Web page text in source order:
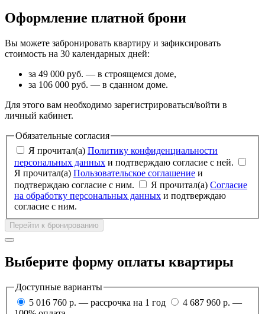
Оформление платной брони
Вы можете забронировать квартиру и зафиксировать
стоимость на 30 календарных дней:
за 49 000 руб. — в строящемся доме,
за 106 000 руб. — в сданном доме.
Для этого вам необходимо зарегистрироваться/войти в
личный кабинет.
Обязательные согласия
Я прочитал(а) Политику конфиденциальности
персональных данных и подтверждаю согласие с ней.
Я прочитал(а) Пользовательское соглашение
подтверждаю согласие с ним.
Я прочитал(а) Согласие
на обработку персональных данных
согласие с ним.
Перейти к бронированию
Выберите форму оплаты квартиры
Доступные варианты
5 016 760 р. — рассрочка на 1 год
4 687 960 р. —